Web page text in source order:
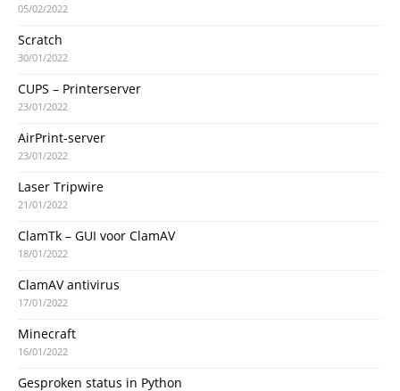
05/02/2022
Scratch
30/01/2022
CUPS – Printerserver
23/01/2022
AirPrint-server
23/01/2022
Laser Tripwire
21/01/2022
ClamTk – GUI voor ClamAV
18/01/2022
ClamAV antivirus
17/01/2022
Minecraft
16/01/2022
Gesproken status in Python